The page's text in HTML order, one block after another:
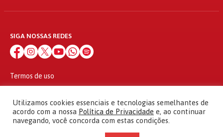
SIGA NOSSAS REDES
Termos de uso
© 2010 - 2026
Partido dos Trabalhadores Todos os direitos reservados
Utilizamos cookies essenciais e tecnologias semelhantes de
acordo com a nossa Política de Privacidade e, ao continuar
navegando, você concorda com estas condições.